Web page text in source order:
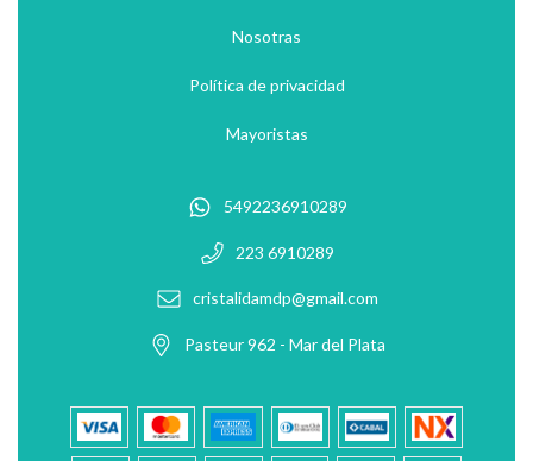
Nosotras
Política de privacidad
Mayoristas
5492236910289
223 6910289
cristalidamdp@gmail.com
Pasteur 962 - Mar del Plata